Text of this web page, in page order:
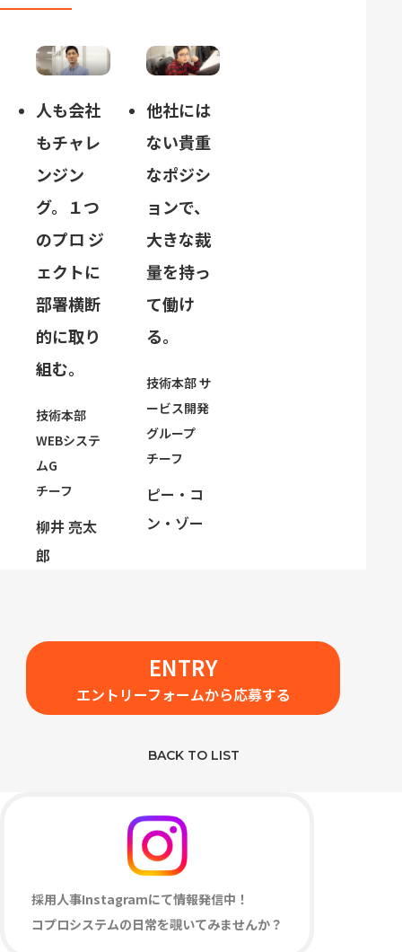
人も会社
もチャレ
ンジン
グ。１つ
のプロ ジ
ェクトに
部署横断
的に取り
組む。
技術本部
WEBシステ
ムG
チーフ
柳井 亮太
郎
他社には
ない貴重
なポジシ
ョンで、
大きな裁
量を持っ
て働け
る。
技術本部 サ
ービス開発
グループ
チーフ
ピー・コ
ン・ゾー
ENTRY
エントリーフォームから応募する
BACK TO LIST
採用人事Instagramにて情報発信中！
コプロシステムの日常を覗いてみませんか？